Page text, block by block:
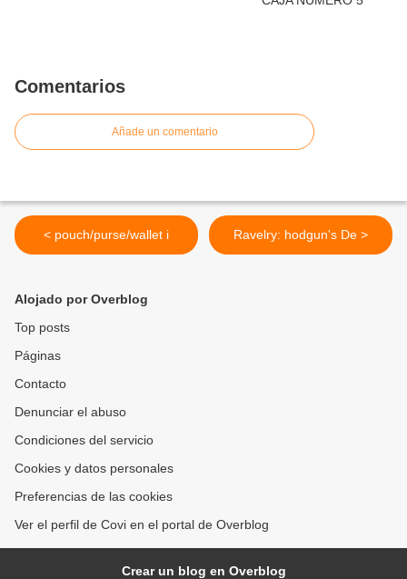
Comentarios
Añade un comentario
< pouch/purse/wallet i Ravelry: hodgun's De >
Alojado por Overblog
Top posts
Páginas
Contacto
Denunciar el abuso
Condiciones del servicio
Cookies y datos personales
Preferencias de las cookies
Ver el perfil de Covi en el portal de Overblog
Crear un blog en Overblog